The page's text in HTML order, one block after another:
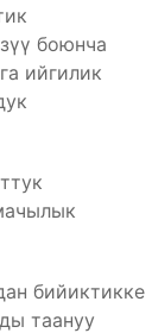
боюнча
ийгилик
бийиктикке
таануу